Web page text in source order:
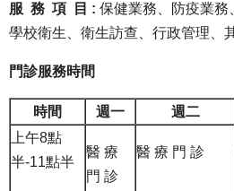
服 務 項 目 : 保健業務、防疫業務
學校衛生、衛生訪查、行政管理、
門診服務時間
時間 週一 週二
上午8點
半-11點半
醫 療
門 診
醫 療 門 診